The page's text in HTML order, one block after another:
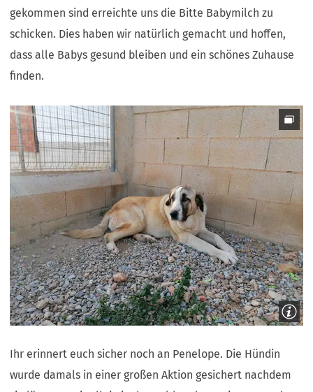
gekommen sind erreichte uns die Bitte Babymilch zu
schicken. Dies haben wir natürlich gemacht und hoffen,
dass alle Babys gesund bleiben und ein schönes Zuhause
finden.
Ihr erinnert euch sicher noch an Penelope. Die Hündin
wurde damals in einer großen Aktion gesichert nachdem